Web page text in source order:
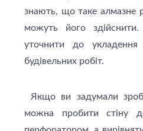
знають, що таке алмазне
можуть його
уточнити до укладення
будівельних робіт.
Якщо ви задумали
можна пробити стіну